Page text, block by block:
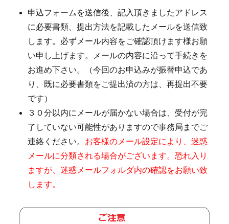
申込フォームを送信後、記入頂きましたアドレス
に必要書類、提出方法を記載したメールを送信致
します。必ずメール内容をご確認頂けます様お願
い申し上げます。メールの内容に沿って手続きを
お進め下さい。（今回のお申込みが振替申込であ
り、既に必要書類をご提出済の方は、再提出不要
です）
３０分以内にメールが届かない場合は、受付が完
了していない可能性がありますので事務局までご
連絡ください。 お客様のメール設定により、迷惑
メールに分類される場合がございます。恐れ入り
ますが、迷惑メールフォルダ内の確認をお願い致
します。